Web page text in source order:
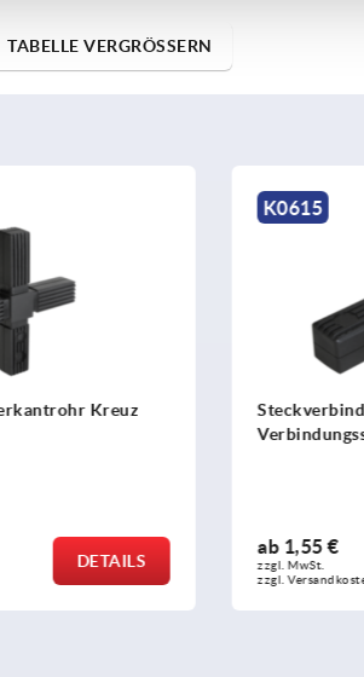
TABELLE VERGRÖSSERN
Steckverbinder-
Verbindungsstück
1,55 €
zzgl. MwSt.
zzgl. Versandkosten